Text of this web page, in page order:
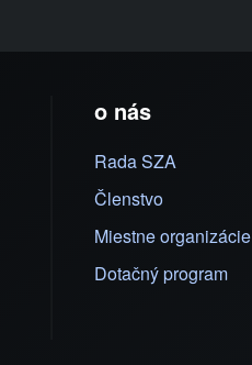
o nás
Rada SZA
Členstvo
Miestne organizácie
Dotačný program